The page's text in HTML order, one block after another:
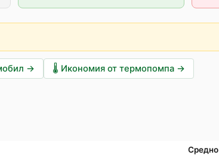
→ 🌡️ Икономия от термопомпа →
Средно